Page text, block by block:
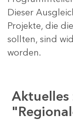
Dieser
Projekte, die
sollten, sind
worden.
Aktuelles